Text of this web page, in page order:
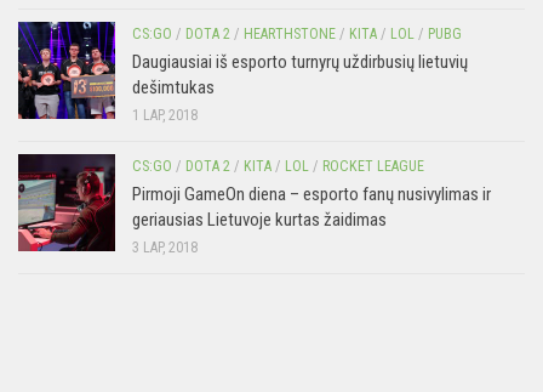
CS:GO / DOTA 2 / HEARTHSTONE / KITA / LOL / PUBG
Daugiausiai iš esporto turnyrų uždirbusių lietuvių
dešimtukas
1 LAP, 2018
CS:GO / DOTA 2 / KITA / LOL / ROCKET LEAGUE
Pirmoji GameOn diena – esporto fanų nusivylimas ir
geriausias Lietuvoje kurtas žaidimas
3 LAP, 2018